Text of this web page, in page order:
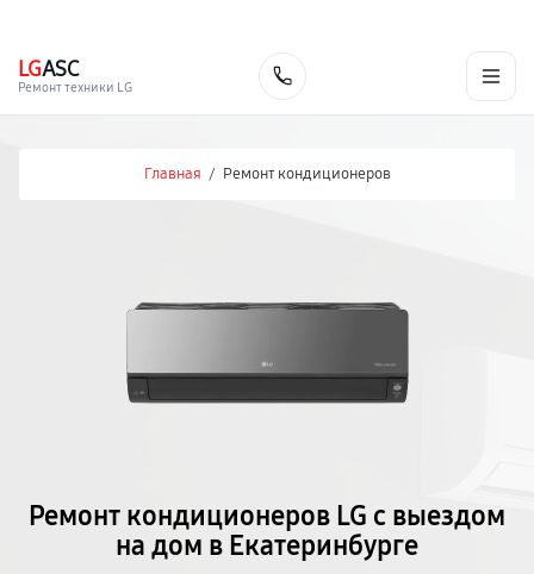
LGASC
Ремонт техники LG
Главная / Ремонт кондиционеров
Ремонт кондиционеров LG с выездом
на дом в Екатеринбурге